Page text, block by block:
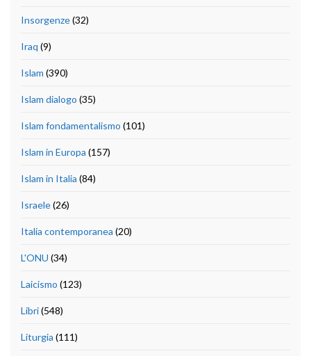
Insorgenze(32)
Iraq (9)
Islam (390)
Islam dialogo (35)
Islam fondamentalismo (101)
Islam in Europa (157)
Islam in Italia (84)
Israele(26)
Italia contemporanea (20)
L'ONU (34)
Laicismo (123)
Libri(548)
Liturgia (111)